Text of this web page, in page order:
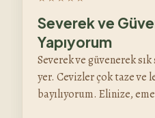
Severek ve
Yapıyorum
Severek ve güvenerek
yer. Cevizler çok taze ve
bayılıyorum. Elinize,